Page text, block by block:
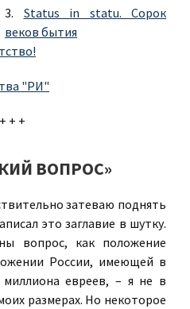
3. Status in statu. Сорок
веков бытия
"РИ"
+ + +
ВОПРОС»
затеваю поднять
это заглавие в шутку.
вопрос, как положение
России, имеющей в
евреев, – я не в
размерах. Но некоторое